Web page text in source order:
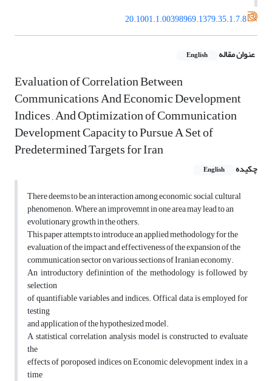
20.1001.1.00398969.1379.35.1.7.8
عنوان مقاله English
Evaluation of Correlation Between
Communications And Economic Development
Indices , And Optimization of Communication
Development Capacity to Pursue A Set of
Predetermined Targets for Iran
چکیده English
There deems to be an interaction among economic, social, cultural
phenomenon. Where an improvemnt in one area may lead to an
evolutionary growth in the others.
This paper attempts to introduce an applied methodology for the
evaluation of the impact and effectiveness of the expansion of the
communication sector on various sections of Iranian economy.
An introductory definintion of the methodology is followed by
selection
of quantifiable variables and indices. Offical data is employed for
testing
and application of the hypothesized model.
A statistical correlation analysis model is constructed to evaluate
the
effects of poroposed indices on Economic delevopment index in a
time